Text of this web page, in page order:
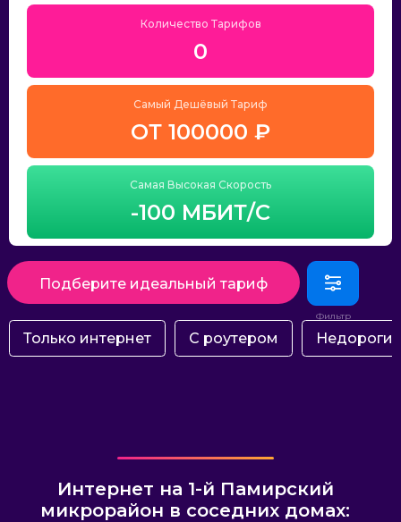
Количество Тарифов
0
Самый Дешёвый Тариф
ОТ 100000 ₽
Самая Высокая Скорость
-100 МБИТ/С
Подберите идеальный тариф
Только интернет С роутером Недорогие
Интернет на 1-й Памирский
микрорайон в соседних домах: